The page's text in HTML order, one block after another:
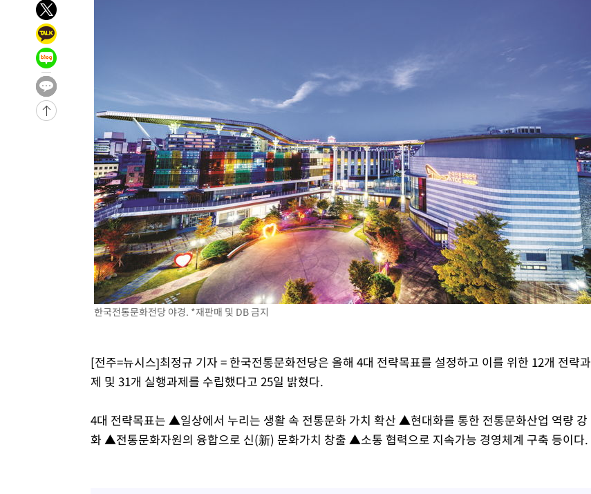
-13371초 전 >
-12056초 전 >
39분 전 >
43분 전 >
1시간 전 >
[속보] SKT, 에이닷 서비스 장애 발생…"원인 파악 중"
1시간 전 >
[속보]합참 "북, 동해상으로 미상 발사체 발사"
1시간 전 >
'낮 최고 39도' 불볕더위…한밤 열대야도 계속[내일날씨]
[속보]7~9일 프로야구 3연전도 폭염 취소…11일 재개
"韓 외환시장 개입 관측 배경엔 美의 대한국 무역적자 있어"
'월드컵 탈락 후폭풍' 축구협회…초유의 압수수색에 '충격·당황'
서울 낮 37.9도, 올여름 최고치 경신…영등포 순간 '40도'
[속보]종합특검, 대검 추가 압수수색…내란 중요임무종사 혐의
[속보]코스닥, 800p 회복…0.26% 오른 801.67 마감
[속보]코스피, 301.88포인트(4.58%) 내린 6296.38 마감
[속보]원·달러 환율, 0.7원 내린 1423.8원 마감
"여기 떨어졌다"…다누리, 스페이스X 로켓 달 충돌 흔적 포착
손흥민, 5경기 연속골 실패…LAFC는 승부차기 끝 과달라하라 격파
한국전통문화전당 야경. *재판매 및 DB 금지
[전주=뉴시스]최정규 기자 = 한국전통문화전당은 올해 4대 전략목표를 설정하고 이를 위한 12개 전략과
제 및 31개 실행과제를 수립했다고 25일 밝혔다.
4대 전략목표는 ▲일상에서 누리는 생활 속 전통문화 가치 확산 ▲현대화를 통한 전통문화산업 역량 강
화 ▲전통문화자원의 융합으로 신(新) 문화가치 창출 ▲소통 협력으로 지속가능 경영체계 구축 등이다.